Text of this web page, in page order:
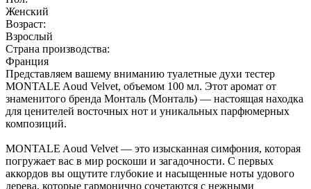
Женский
Возраст:
Взрослый
Страна производства:
Франция
Представляем вашему вниманию туалетные духи тестер
MONTALE Aoud Velvet, объемом 100 мл. Этот аромат от
знаменитого бренда Монталь (Монталь) — настоящая находка
для ценителей восточных нот и уникальных парфюмерных
композиций.
MONTALE Aoud Velvet — это изысканная симфония, которая
погружает вас в мир роскоши и загадочности. С первых
аккордов вы ощутите глубокие и насыщенные ноты удового
дерева, которые гармонично сочетаются с нежными